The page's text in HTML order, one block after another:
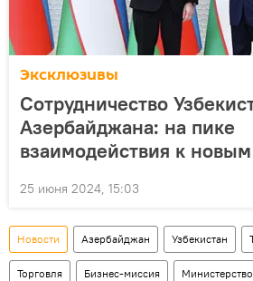
Эксклюзивы
Сотрудничество
Азербайджана: на пике
взаимодействия к
25 июня 2024, 15:03
Новости Азербайджан Узбекистан
Торговля Бизнес-миссия